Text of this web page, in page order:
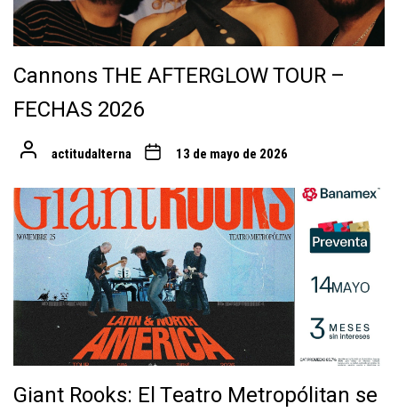
Cannons THE AFTERGLOW TOUR –
FECHAS 2026
actitudalterna 13 de mayo de 2026
Giant Rooks: El Teatro Metropólitan se